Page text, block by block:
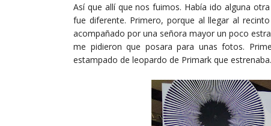
Así que allí que nos fuimos. Había ido alguna
fue diferente. Primero, porque al llegar al
acompañado por una señora mayor un poco
me pidieron que posara para unas fotos.
estampado de leopardo de Primark que